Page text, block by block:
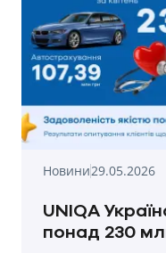
Новини29.05.2026
UNIQA
понад 230